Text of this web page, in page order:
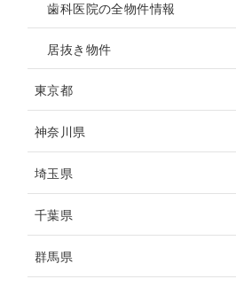
歯科医院の全物件情報
居抜き物件
東京都
神奈川県
埼玉県
千葉県
群馬県